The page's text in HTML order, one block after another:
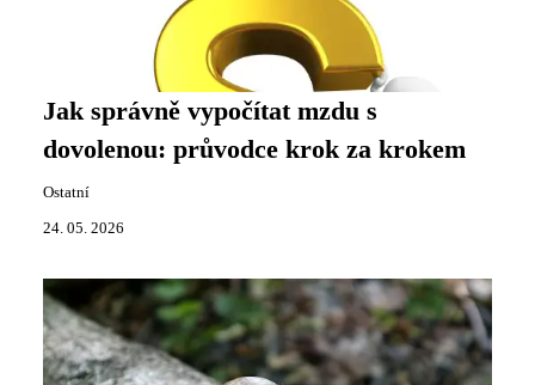
Jak správně vypočítat mzdu s
dovolenou: průvodce krok za krokem
Ostatní
24. 05. 2026